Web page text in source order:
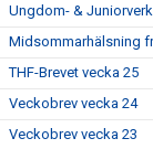
Ungdom- &
Midsommarhälsning
THF-Brevet vecka 25
Veckobrev vecka 24
Veckobrev vecka 23